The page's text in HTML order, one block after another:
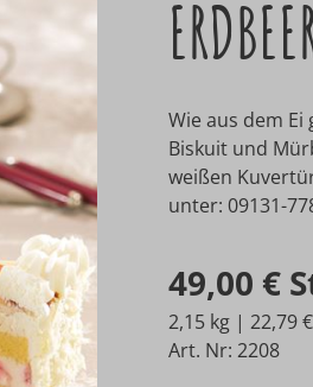
Wie aus dem
Biskuit und
weißen
unter: 09131-
49,00 €
2,15 kg | 22,79
Art. Nr: 2208